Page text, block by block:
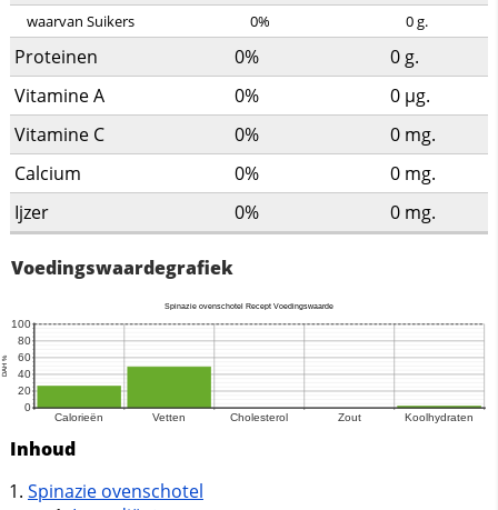
waarvan Suikers 0% 0g.
Proteinen 0% 0 g.
Vitamine A
0% 0 µg.
Vitamine C
0% 0 mg.
Calcium
0% 0 mg.
Ijzer
0% 0 mg.
Voedingswaardegrafiek
Inhoud
Spinazie ovenschotel